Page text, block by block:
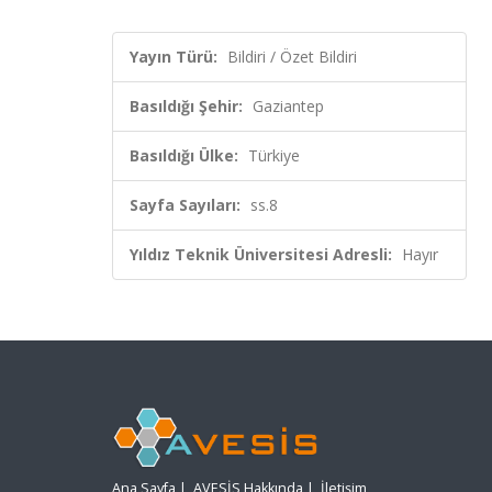
Yayın Türü: Bildiri / Özet Bildiri
Basıldığı Şehir: Gaziantep
Basıldığı Ülke: Türkiye
Sayfa Sayıları: ss.8
Yıldız Teknik Üniversitesi Adresli: Hayır
Ana Sayfa | AVESİS Hakkında | İletişim